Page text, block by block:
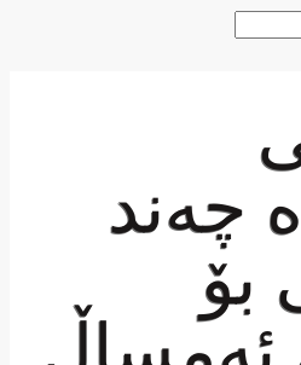
چه‌ند
بۆ